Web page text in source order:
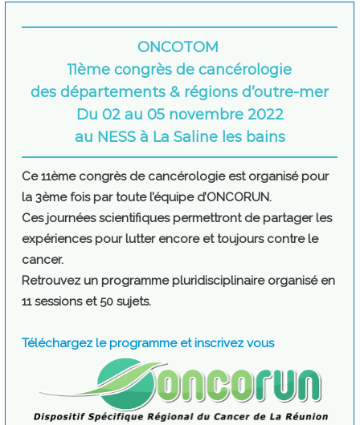
ONCOTOM
11ème congrès de cancérologie
des départements & régions d’outre-mer
Du 02 au 05 novembre 2022
au NESS à La Saline les bains
Ce 11ème congrès de cancérologie est organisé pour
la 3ème fois par toute l’équipe d’ONCORUN.
Ces journées scientifiques permettront de partager les
expériences pour lutter encore et toujours contre le
cancer.
Retrouvez un programme pluridisciplinaire organisé en
11 sessions et 50 sujets.
Téléchargez le programme et inscrivez vous